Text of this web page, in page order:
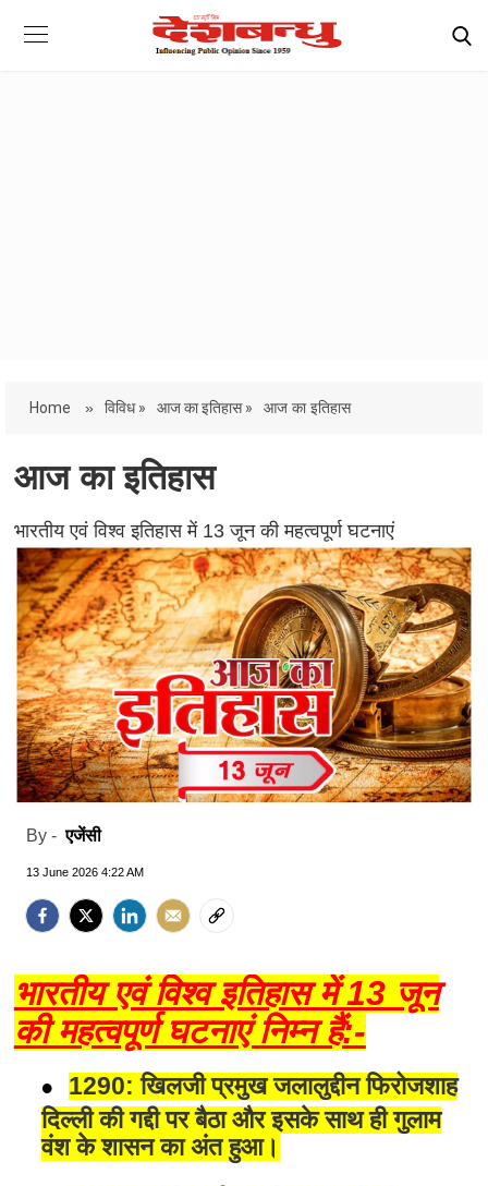
Home » विविध » आज का इतिहास » आज का इतिहास
आज का इतिहास
भारतीय एवं विश्व इतिहास में 13 जून की महत्वपूर्ण घटनाएं
By -एजेंसी
13 June 2026 4:22 AM
भारतीय एवं विश्व इतिहास में 13 जून
की महत्वपूर्ण घटनाएं निम्न हैं:-
1290: खिलजी प्रमुख जलालुद्दीन फिरोजशाह
दिल्ली की गद्दी पर बैठा और इसके साथ ही गुलाम
वंश के शासन का अंत हुआ।